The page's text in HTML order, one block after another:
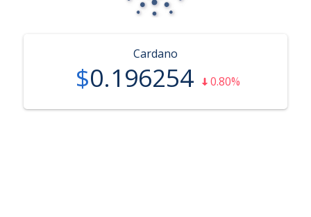
Cardano
$0.196254 0.80%